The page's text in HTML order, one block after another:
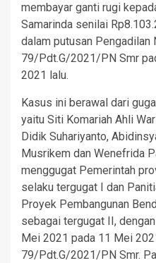
membayar ganti rugi
Samarinda senilai
dalam putusan Pengadilan
79/Pdt.G/2021/PN Smr
2021 lalu.
Kasus ini berawal dari
yaitu Siti Komariah Ahli
Didik Suhariyanto,
Musrikem dan Wenefrida
menggugat Pemerintah
selaku tergugat I dan
Proyek Pembangunan
sebagai tergugat II,
Mei 2021 pada 11 Mei
79/Pdt.G/2021/PN Smr.